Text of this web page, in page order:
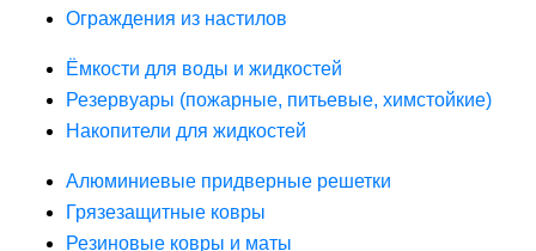
Ограждения из настилов
Ёмкости для воды и жидкостей
Резервуары (пожарные, питьевые, химстойкие)
Накопители для жидкостей
Алюминиевые придверные решетки
Грязезащитные ковры
Резиновые ковры и маты